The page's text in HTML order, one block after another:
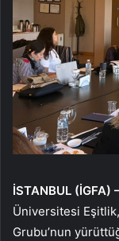
İSTANBUL (İGFA)
Üniversitesi Eşitlik,
Grubu’nun